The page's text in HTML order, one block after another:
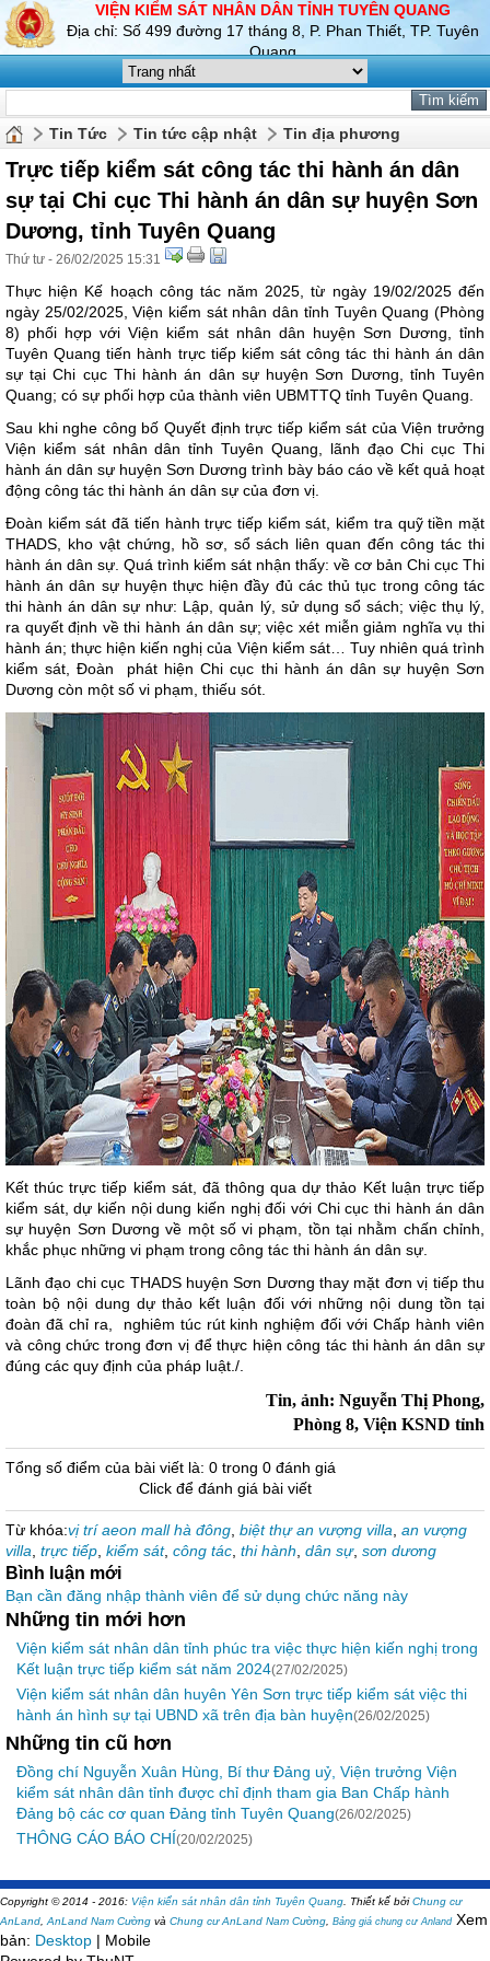
VIỆN KIỂM SÁT NHÂN DÂN TỈNH TUYÊN QUANG
Địa chỉ: Số 499 đường 17 tháng 8, P. Phan Thiết, TP. Tuyên
Quang
Tin Tức Tin tức cập nhật Tin địa phương
Trực tiếp kiểm sát công tác thi hành án dân
sự tại Chi cục Thi hành án dân sự huyện Sơn
Dương, tỉnh Tuyên Quang
Thứ tư - 26/02/2025 15:31
Thực hiện Kế hoạch công tác năm 2025, từ ngày 19/02/2025 đến
ngày 25/02/2025, Viện kiểm sát nhân dân tỉnh Tuyên Quang (Phòng
8) phối hợp với Viện kiểm sát nhân dân huyện Sơn Dương, tỉnh
Tuyên Quang tiến hành trực tiếp kiểm sát công tác thi hành án dân
sự tại Chi cục Thi hành án dân sự huyện Sơn Dương, tỉnh Tuyên
Quang; có sự phối hợp của thành viên UBMTTQ tỉnh Tuyên Quang.
Sau khi nghe công bố Quyết định trực tiếp kiểm sát của Viện trưởng
Viện kiểm sát nhân dân tỉnh Tuyên Quang, lãnh đạo Chi cục Thi
hành án dân sự huyện Sơn Dương trình bày báo cáo về kết quả hoạt
động công tác thi hành án dân sự của đơn vị.
Đoàn kiểm sát đã tiến hành trực tiếp kiểm sát, kiểm tra quỹ tiền mặt
THADS, kho vật chứng, hồ sơ, sổ sách liên quan đến công tác thi
hành án dân sự. Quá trình kiểm sát nhận thấy: về cơ bản Chi cục Thi
hành án dân sự huyện thực hiện đầy đủ các thủ tục trong công tác
thi hành án dân sự như: Lập, quản lý, sử dụng sổ sách; việc thụ lý,
ra quyết định về thi hành án dân sự; việc xét miễn giảm nghĩa vụ thi
hành án; thực hiện kiến nghị của Viện kiểm sát… Tuy nhiên quá trình
kiểm sát, Đoàn phát hiện Chi cục thi hành án dân sự huyện Sơn
Dương còn một số vi phạm, thiếu sót.
Kết thúc trực tiếp kiểm sát, đã thông qua dự thảo Kết luận trực tiếp
kiểm sát, dự kiến nội dung kiến nghị đối với Chi cục thi hành án dân
sự huyện Sơn Dương về một số vi phạm, tồn tại nhằm chấn chỉnh,
khắc phục những vi phạm trong công tác thi hành án dân sự.
Lãnh đạo chi cục THADS huyện Sơn Dương thay mặt đơn vị tiếp thu
toàn bộ nội dung dự thảo kết luận đối với những nội dung tồn tại
đoàn đã chỉ ra, nghiêm túc rút kinh nghiệm đối với Chấp hành viên
và công chức trong đơn vị để thực hiện công tác thi hành án dân sự
đúng các quy định của pháp luật./.
Tin, ảnh: Nguyễn Thị Phong,
Phòng 8, Viện KSND tỉnh
Tổng số điểm của bài viết là: 0 trong 0 đánh giá
Click để đánh giá bài viết
Từ khóa:vị trí aeon mall hà đông biệt thự an vượng villa an vượng
villa trực tiếp kiểm sát, công tác thi hành dân sự, sơn dương
Bình luận mới
Bạn cần đăng nhập thành viên để sử dụng chức năng này
Những tin mới hơn
Viện kiểm sát nhân dân tỉnh phúc tra việc thực hiện kiến nghị trong
Kết luận trực tiếp kiểm sát năm 2024(27/02/2025)
Viện kiểm sát nhân dân huyên Yên Sơn trực tiếp kiểm sát việc thi
hành án hình sự tại UBND xã trên địa bàn huyện(26/02/2025)
Những tin cũ hơn
Đồng chí Nguyễn Xuân Hùng, Bí thư Đảng uỷ, Viện trưởng Viện
kiểm sát nhân dân tỉnh được chỉ định tham gia Ban Chấp hành
Đảng bộ các cơ quan Đảng tỉnh Tuyên Quang(26/02/2025)
THÔNG CÁO BÁO CHÍ(20/02/2025)
Copyright © 2014 - 2016: Viện kiển sát nhân dân tỉnh Tuyên Quang Thiết kế bởiChung cư
AnLand AnLand Nam Cường và Chung cư AnLand Nam Cường Bảng giá chung cư AnlandXem
bản: Desktop | Mobile